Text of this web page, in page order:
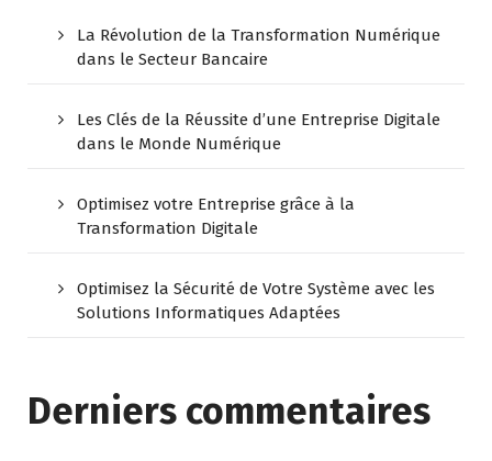
La Révolution de la Transformation Numérique
dans le Secteur Bancaire
Les Clés de la Réussite d’une Entreprise Digitale
dans le Monde Numérique
Optimisez votre Entreprise grâce à la
Transformation Digitale
Optimisez la Sécurité de Votre Système avec les
Solutions Informatiques Adaptées
Derniers commentaires